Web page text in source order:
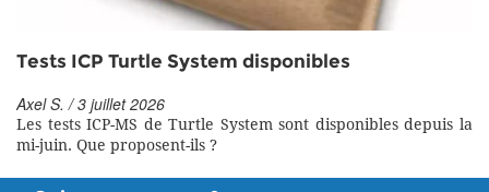
Tests ICP Turtle System disponibles
Axel S. / 3 juillet 2026
Les tests ICP-MS de Turtle System sont disponibles depuis la
mi-juin. Que proposent-ils ?